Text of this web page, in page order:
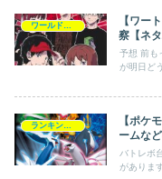
ワールドトリガー
【ワー
察【ネ
予想 前も
が明日ど
ランキング・一覧
【ポケ
ームな
バトレボ
がありま